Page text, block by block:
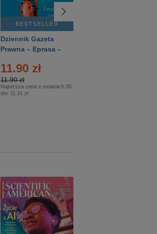
BESTSELLER
Dziennik Gazeta
Prawna – Eprasa –
11.90 zł
11.90 zł
Najniższa cena z ostatnich 30
dni: 11.31 zł